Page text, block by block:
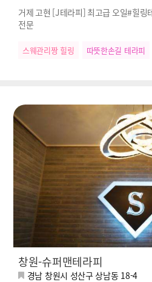
거제 고현 [J테라피] 최고급 오일#힐링
전문
스웨관리짱 힐링 따뜻한손길 테라피
창원-슈퍼맨테라피
경남 창원시 성산구 상남동 18-4